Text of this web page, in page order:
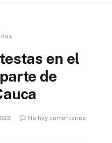
en el
de
No hay comentarios